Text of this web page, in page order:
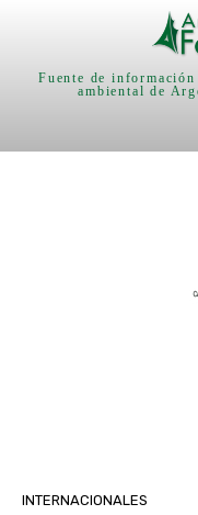
Fuente de
ambiental de
INTERNACIONALES